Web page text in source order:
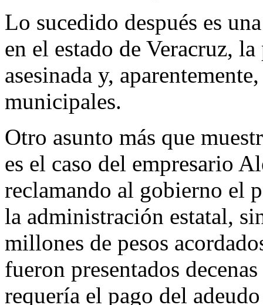
Lo sucedido después es
en el estado de Veracruz,
asesinada y,
municipales.
Otro asunto más que
es el caso del empresario
reclamando al gobierno el
la administración estatal,
millones de pesos
fueron presentados
requería el pago del